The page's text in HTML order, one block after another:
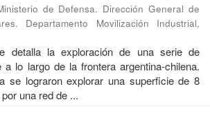
de Defensa. Dirección General de
Departamento Movilización Industrial,
detalla la exploración de una serie de
lo largo de la frontera argentina-chilena.
se lograron explorar una superficie de 8
una red de ...